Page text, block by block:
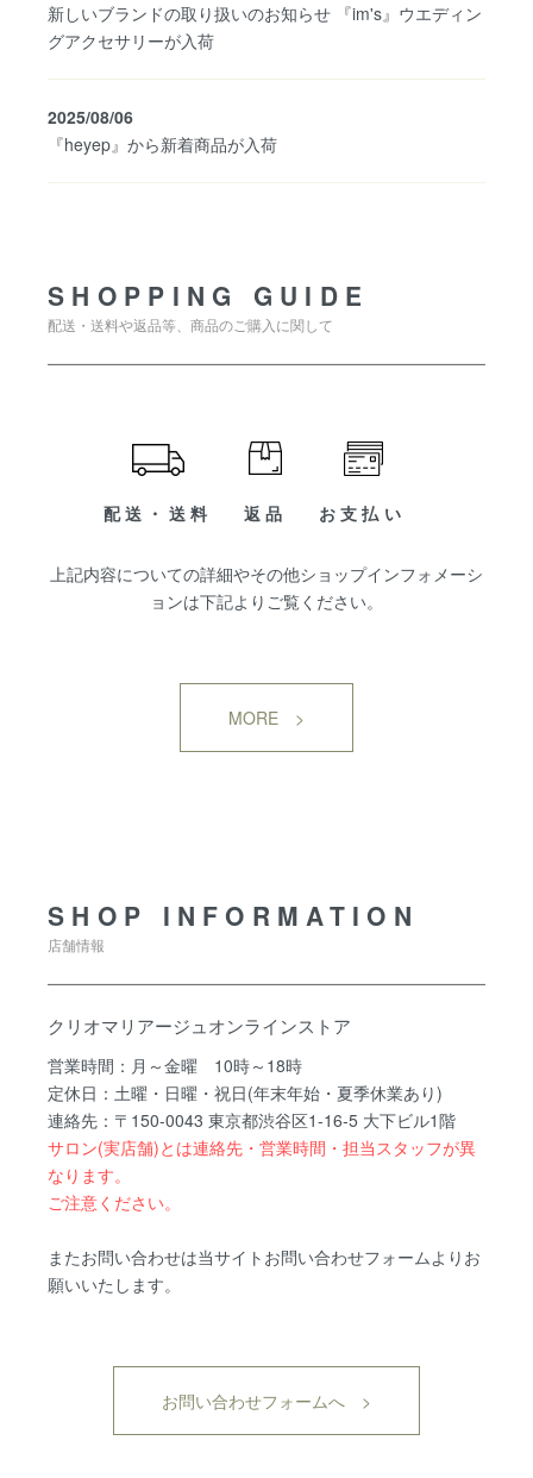
新しいブランドの取り扱いのお知らせ 『im's』ウエディン
グアクセサリーが入荷
2025/08/06
『heyep』から新着商品が入荷
SHOPPING GUIDE
配送・送料や返品等、商品のご購入に関して
配送・送料 返品 お支払い
上記内容についての詳細やその他ショップインフォメーシ
ョンは下記よりご覧ください。
MORE >
SHOP INFORMATION
店舗情報
クリオマリアージュオンラインストア
営業時間：月～金曜 10時～18時
定休日：土曜・日曜・祝日(年末年始・夏季休業あり)
連絡先：〒150-0043 東京都渋谷区1-16-5 大下ビル1階
サロン(実店舗)とは連絡先・営業時間・担当スタッフが異
なります。
ご注意ください。
またお問い合わせは当サイトお問い合わせフォームよりお
願いいたします。
お問い合わせフォームへ >